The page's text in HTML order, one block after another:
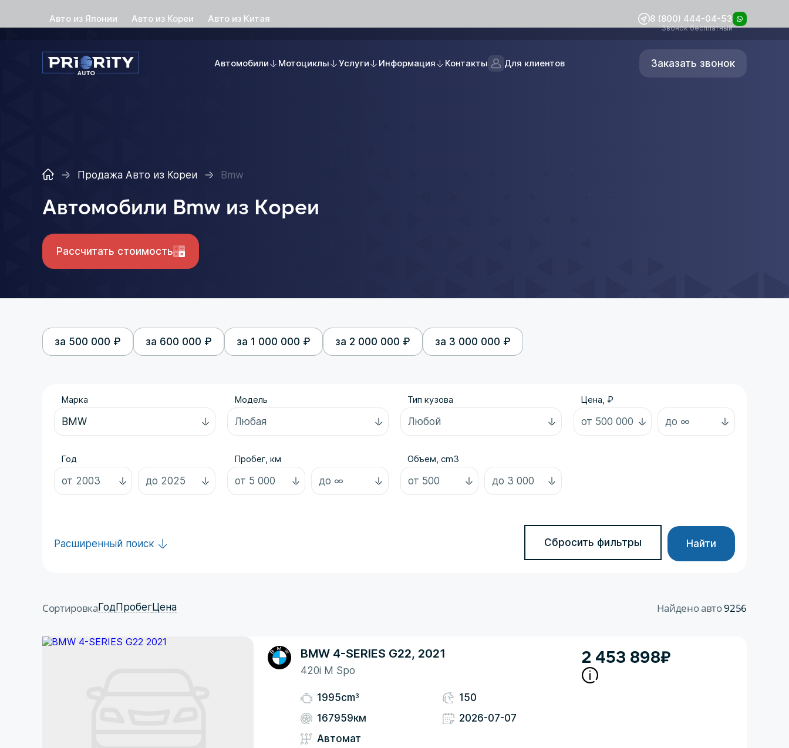
Авто из Японии Авто из Кореи Авто из Китая 8 (800) 444-04-53
Звонок бесплатный
Автомобили Мотоциклы Услуги Информация Контакты Для клиентов Заказать звонок
Продажа Авто из Кореи Bmw
Автомобили Bmw из Кореи
Рассчитать стоимость
за 500 000 ₽ за 600 000 ₽ за 1 000 000 ₽ за 2 000 000 ₽ за 3 000 000 ₽
Марка Модель Тип кузова Цена, ₽
Год Пробег, км Объем, cm3
Расширенный поиск Сбросить фильтры Найти
Сортировка ГодПробегЦена Найдено авто9256
BMW 4-SERIES G22, 2021
420i M Spo
1995cm3
167959км
Автомат
150
2026-07-07
2 453 898₽